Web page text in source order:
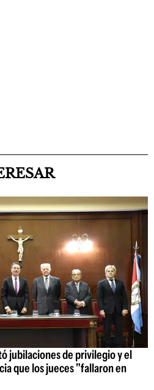
jubilaciones de privilegio y el
que los jueces "fallaron en